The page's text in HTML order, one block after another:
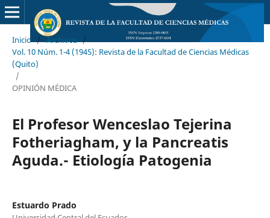
Inicio / Archivos /
Vol. 10 Núm. 1-4 (1945): Revista de la Facultad de Ciencias Médicas
(Quito)
/
OPINIÓN MÉDICA
El Profesor Wenceslao Tejerina
Fotheriagham, y la Pancreatis
Aguda.- Etiología Patogenia
Estuardo Prado